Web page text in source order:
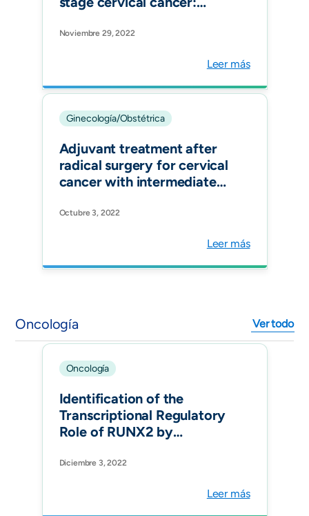
meta-analysis. Gynecol
Noviembre 29, 2022
Leer más
Ginecología/Obstétrica
Adjuvant treatment after
radical surgery for cervical
cancer with intermediate
update? Int J Gynecol
Octubre 3, 2022
Leer más
Oncología Ver todo
Oncología
Identification of the
Transcriptional Regulatory
Role of RUNX2 by
Cancer Cells. Biomedicines.
Diciembre 3, 2022
Leer más